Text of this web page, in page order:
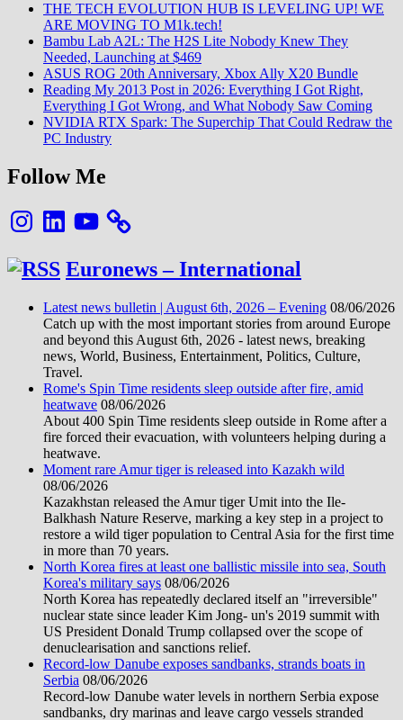
THE TECH EVOLUTION HUB IS LEVELING UP! WE
ARE MOVING TO M1k.tech!
Bambu Lab A2L: The H2S Lite Nobody Knew They
Needed, Launching at $469
ASUS ROG 20th Anniversary, Xbox Ally X20 Bundle
Reading My 2013 Post in 2026: Everything I Got Right,
Everything I Got Wrong, and What Nobody Saw Coming
NVIDIA RTX Spark: The Superchip That Could Redraw the
PC Industry
Follow Me
InstagramLinkedInYouTube
Euronews – International
Latest news bulletin | August 6th, 2026 – Evening 08/06/2026
Catch up with the most important stories from around Europe
and beyond this August 6th, 2026 - latest news, breaking
news, World, Business, Entertainment, Politics, Culture,
Travel.
Rome's Spin Time residents sleep outside after fire, amid
heatwave 08/06/2026
About 400 Spin Time residents sleep outside in Rome after a
fire forced their evacuation, with volunteers helping during a
heatwave.
Moment rare Amur tiger is released into Kazakh wild
08/06/2026
Kazakhstan released the Amur tiger Umit into the Ile-
Balkhash Nature Reserve, marking a key step in a project to
restore a wild tiger population to Central Asia for the first time
in more than 70 years.
North Korea fires at least one ballistic missile into sea, South
Korea's military says 08/06/2026
North Korea has repeatedly declared itself an "irreversible"
nuclear state since leader Kim Jong- un's 2019 summit with
US President Donald Trump collapsed over the scope of
denuclearisation and sanctions relief.
Record-low Danube exposes sandbanks, strands boats in
Serbia 08/06/2026
Record-low Danube water levels in northern Serbia expose
sandbanks, dry marinas and leave cargo vessels stranded